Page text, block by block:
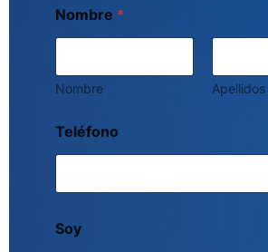
Nombre *
Nombre Apellidos
Teléfono
Soy